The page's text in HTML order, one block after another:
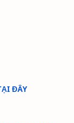
ĐÂY